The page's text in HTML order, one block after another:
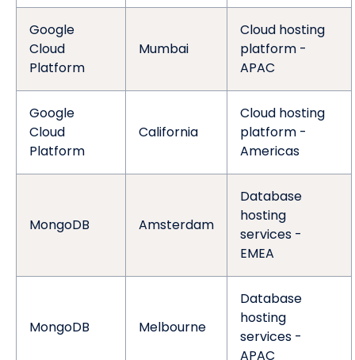
Google
Cloud
Platform
Mumbai
Cloud hosting
platform -
APAC
Google
Cloud
Platform
California
Cloud hosting
platform -
Americas
MongoDB Amsterdam
Database
hosting
services -
EMEA
MongoDB Melbourne
Database
hosting
services -
APAC